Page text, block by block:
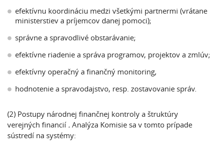
efektívnu koordináciu medzi všetkými partnermi (vrátane
ministerstiev a príjemcov danej pomoci);
správne a spravodlivé obstarávanie;
efektívne riadenie a správa programov, projektov a zmlúv;
efektívny operačný a finančný monitoring,
hodnotenie a spravodajstvo, resp. zostavovanie správ.
(2) Postupy národnej finančnej kontroly a štruktúry
verejných financií . Analýza Komisie sa v tomto prípade
sústredí na systémy: